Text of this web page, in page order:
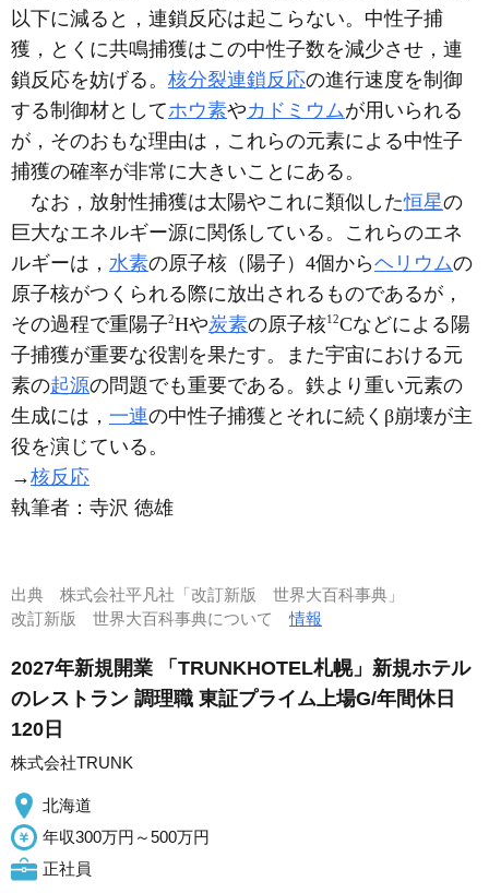
以下に減ると，連鎖反応は起こらない。中性子捕
獲，とくに共鳴捕獲はこの中性子数を減少させ，連
鎖反応を妨げる。 核分裂連鎖反応の進行速度を制御
する制御材としてホウ素やカドミウムが用いられる
が，そのおもな理由は，これらの元素による中性子
捕獲の確率が非常に大きいことにある。
なお，放射性捕獲は太陽やこれに類似した恒星の
巨大なエネルギー源に関係している。これらのエネ
ルギーは， 水素の原子核（陽子）4個からヘリウムの
原子核がつくられる際に放出されるものであるが，
その過程で重陽子2Hや炭素の原子核12Cなどによる陽
子捕獲が重要な役割を果たす。また宇宙における元
素の起源の問題でも重要である。鉄より重い元素の
生成には， 一連の中性子捕獲とそれに続くβ崩壊が主
役を演じている。
→核反応
執筆者： 寺沢 徳雄
出典 株式会社平凡社「改訂新版 世界大百科事典」
改訂新版 世界大百科事典について情報
2027年新規開業 「TRUNKHOTEL札幌」新規ホテル
のレストラン 調理職 東証プライム上場G/年間休日
120日
株式会社TRUNK
北海道
年収300万円～500万円
正社員